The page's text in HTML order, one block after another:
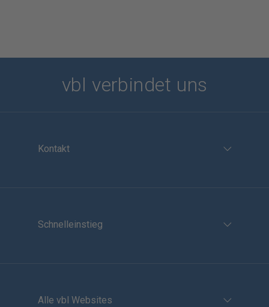
vbl verbindet uns
Kontakt
Schnelleinstieg
Alle vbl Websites